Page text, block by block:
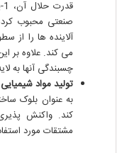
صنعتی محبوب
آلاینده ها را
می کند. علاوه بر
چسبندگی آنها به
تولید مواد شیمیایی
به عنوان بلوک
کند. واکنش
مشتقات مورد